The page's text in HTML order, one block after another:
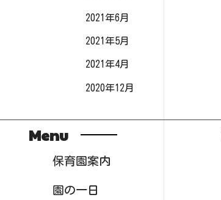
2021年6月
2021年5月
2021年4月
2020年12月
Menu
保育園案内
園の一日